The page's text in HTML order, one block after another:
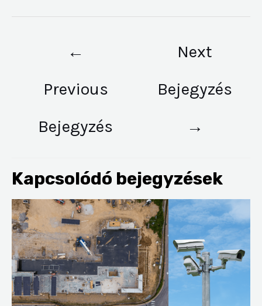
←
Previous
Bejegyzés
Next
Bejegyzés
→
Kapcsolódó bejegyzések